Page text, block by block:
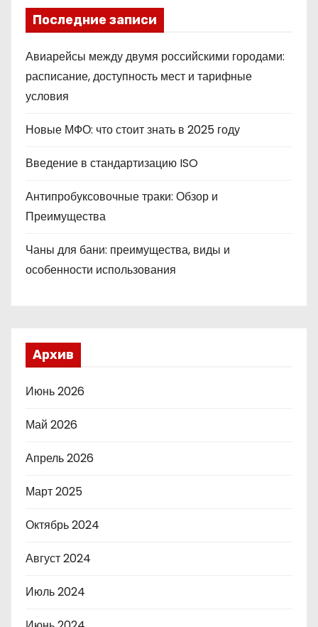
Последние записи
Авиарейсы между двумя российскими городами:
расписание, доступность мест и тарифные
условия
Новые МФО: что стоит знать в 2025 году
Введение в стандартизацию ISO
Антипробуксовочные траки: Обзор и
Преимущества
Чаны для бани: преимущества, виды и
особенности использования
Архив
Июнь 2026
Май 2026
Апрель 2026
Март 2025
Октябрь 2024
Август 2024
Июль 2024